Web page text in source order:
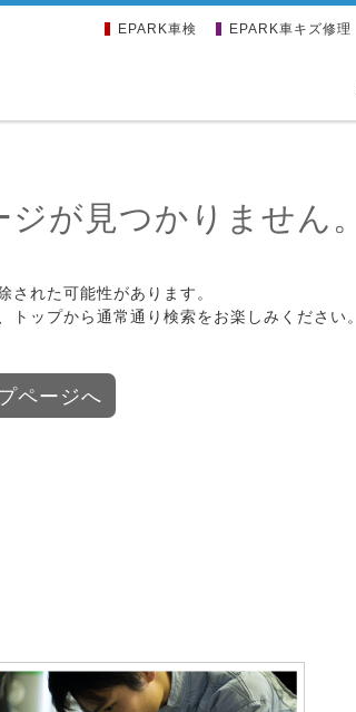
EPARK車検 EPARK車キズ修理
が見つかりません。
された可能性があります。
ップから通常通り検索をお楽しみください。
ページへ